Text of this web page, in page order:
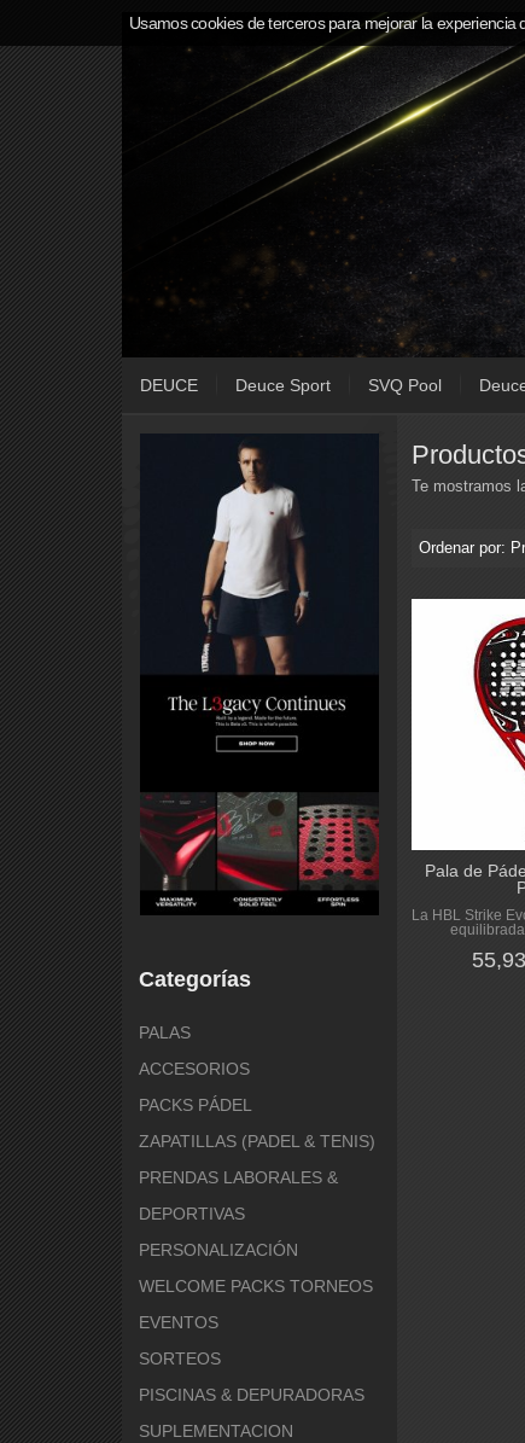
DEUCE Deuce Sport SVQ Pool
Categorías
PALAS
ACCESORIOS
PACKS PÁDEL
ZAPATILLAS (PADEL & TENIS)
PRENDAS LABORALES &
DEPORTIVAS
PERSONALIZACIÓN
WELCOME PACKS TORNEOS
EVENTOS
SORTEOS
PISCINAS & DEPURADORAS
SUPLEMENTACION
Te mostramos
Ordenar por:
Pala de
La HBL Strike
Usamos cookies de terceros para mejorar la